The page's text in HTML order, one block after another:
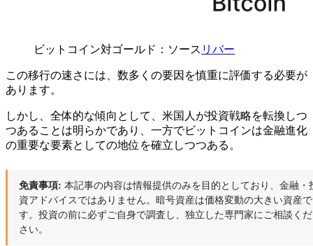
ビットコイン対ゴールド：ソース リバー
この移行の速さには、数多くの要因を慎重に評価する必要が
あります。
しかし、全体的な傾向として、米国人が投資戦略を転換しつ
つあることは明らかであり、一方でビットコインは金融進化
の重要な要素としての地位を確立しつつある。
免責事項: 本記事の内容は情報提供のみを目的としており、金融・
資アドバイスではありません。暗号資産は価格変動の大きい資産で
す。投資の前に必ずご自身で調査し、独立した専門家にご相談くだ
さい。